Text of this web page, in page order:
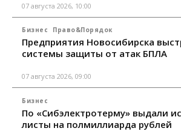
07 августа 2026, 10:00
Бизнес Право&Порядок
Предприятия Новосибирска
системы защиты от атак БПЛА
07 августа 2026, 09:00
Бизнес
По «Сибэлектротерму» выдали
листы на полмиллиарда рублей